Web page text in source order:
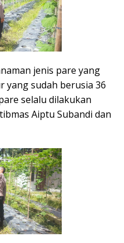
jenis pare yang
yang sudah berusia 36
selalu dilakukan
Aiptu Subandi dan